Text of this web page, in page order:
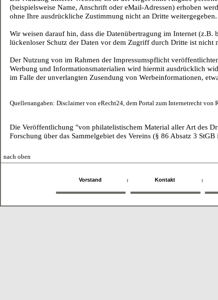
Vorstand Kontakt
(beispielsweise Name, Anschrift oder eMail-Adressen) erhoben
ohne Ihre ausdrückliche Zustimmung nicht an Dritte weitergegeben.
Wir weisen darauf hin, dass die Datenübertragung im Internet (z.B.
lückenloser Schutz der Daten vor dem Zugriff durch Dritte ist nicht
Der Nutzung von im Rahmen der Impressumspflicht
Werbung und Informationsmaterialien wird hiermit ausdrücklich
im Falle der unverlangten Zusendung von Werbeinformationen,
Quellenangaben: Disclaimer von eRecht24, dem Portal zum Internetrecht von
Die Veröffentlichung "von philatelistischem Material aller Art des
Forschung über das Sammelgebiet des Vereins (§ 86 Absatz 3
nach oben